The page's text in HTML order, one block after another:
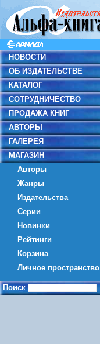
НОВОСТИ
ОБ ИЗДАТЕЛЬСТВЕ
КАТАЛОГ
СОТРУДНИЧЕСТВО
ПРОДАЖА КНИГ
АВТОРЫ
ГАЛЕРЕЯ
МАГАЗИН
Авторы
Жанры
Издательства
Серии
Новинки
Рейтинги
Корзина
Личное пространство
Поиск